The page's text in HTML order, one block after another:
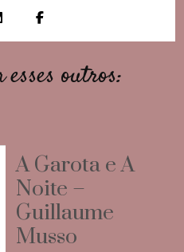
outros:
A Garota e A
Noite –
Guillaume
Musso